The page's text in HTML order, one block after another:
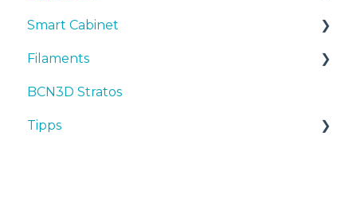
Inbetriebnahme
Wartung
Tipps
Fehlersuche
Bedienungsanleitungen & downloads
Inbetriebnahme
Wartung
Tipps
Smart Cabinet
Manuals & Downloads
First steps
Maintenance
Filaments
Tipps
TPU
BCN3D Stratos
Tipps